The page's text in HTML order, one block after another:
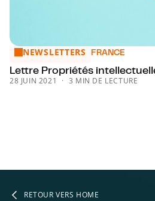
Lettre Propriétés intellectuelles |
NEWSLETTERS FRANCE
Lettre Propriétés
28 JUIN 2021 3 MIN DE LECTURE
RETOUR VERS HOME